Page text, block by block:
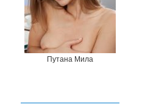
Путана Мила